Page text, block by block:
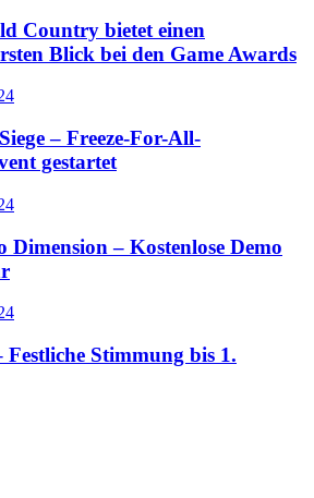
Country bietet einen
Blick bei den Game Awards
– Freeze-For-All-
gestartet
Dimension – Kostenlose Demo
Stimmung bis 1.